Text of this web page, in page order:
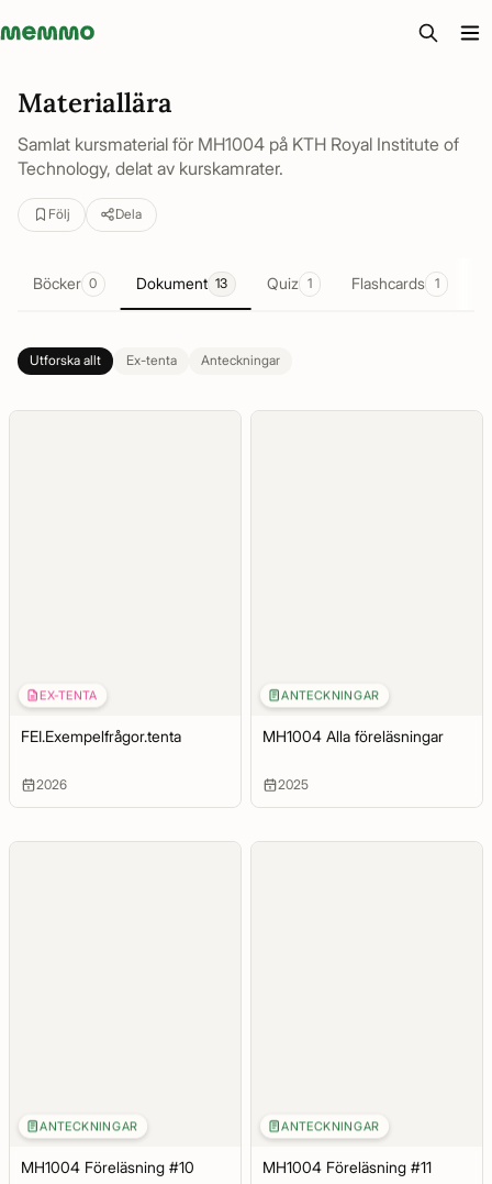
Memmo - AI-verktyg och digital kurslitteratur
Materiallära
Samlat kursmaterial för MH1004 på KTH Royal Institute of
Technology, delat av kurskamrater.
Följ Dela
Böcker 0 Dokument 13 Quiz 1 Flashcards 1
Utforska allt Ex-tenta Anteckningar
EX-TENTA
FEI.Exempelfrågor.tenta
2026
ANTECKNINGAR
MH1004 Alla föreläsningar
2025
ANTECKNINGAR
MH1004 Föreläsning #10
ANTECKNINGAR
MH1004 Föreläsning #11